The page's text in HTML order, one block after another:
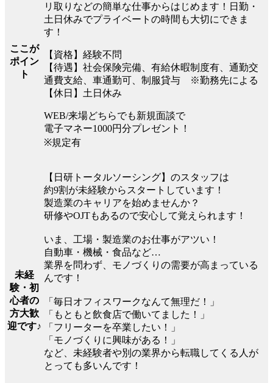
ここが
ポイン
ト
リ取りなどの簡単な仕事からはじめます！日勤・
土日休みでプライベートの時間も大切にできま
す！
【資格】経験不問
【待遇】社会保険完備、有給休暇制度有、通勤交
通費支給、車通勤可、制服貸与 ※勤務先による
【休日】土日休み
WEB/来場どちらでも新規面談で
電子マネー1000円分プレゼント！
※規定有
未経
験・初
心者の
方大歓
迎です♪
【日研トータルソーシング】のスタッフは
約9割が未経験からスタートしています！
製造業のキャリアを始めませんか？
研修やOJTもあるので安心して覚えられます！
いま、工場・製造業のお仕事がアツい！
自動車・機械・食品など…
業界を問わず、モノづくりの需要が高まっている
んです！
「毎日オフィスワークなんて無理だ！」
「もともと飲食店で働いてました！」
「フリーターを卒業したい！」
「モノづくりに興味がある！」
など、未経験者や別の業界から転職してくる人が
とっても多いんです！